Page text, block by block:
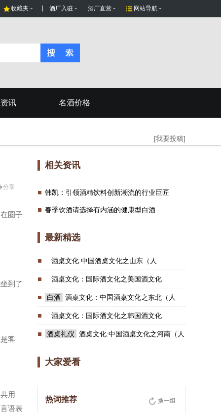
收藏夹 酒厂入驻 酒厂直营 网站导航
讯 名酒价格
[我要投稿]
分享
圈子
到了
客
用
语表
相关资讯
韩凯：引领酒精饮料创新潮流的行业巨匠
春季饮酒请选择有内涵的健康型白酒
最新精选
酒桌文化:中国酒桌文化之山东（人
酒桌文化：国际酒文化之美国酒文化
白酒 酒桌文化：中国酒桌文化之东北（人
酒桌文化：国际酒文化之韩国酒文化
酒桌礼仪 酒桌文化:中国酒桌文化之河南（人
大家爱看
换一组
热词推荐